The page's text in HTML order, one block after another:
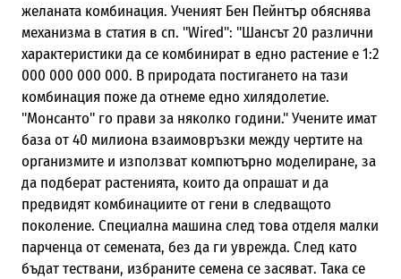
желаната комбинация. Ученият Бен Пейнтър обяснява
механизма в статия в сп. "Wired": "Шансът 20 различни
характеристики да се комбинират в едно растение е 1:2
000 000 000 000. В природата постигането на тази
комбинация поже да отнеме едно хилядолетие.
"Монсанто" го прави за няколко години." Учените имат
база от 40 милиона взаимовръзки между чертите на
организмите и използват компютърно моделиране, за
да подберат растенията, които да опрашат и да
предвидят комбинациите от гени в следващото
поколение. Специална машина след това отделя малки
парченца от семената, без да ги уврежда. След като
бъдат тествани, избраните семена се засяват. Така се